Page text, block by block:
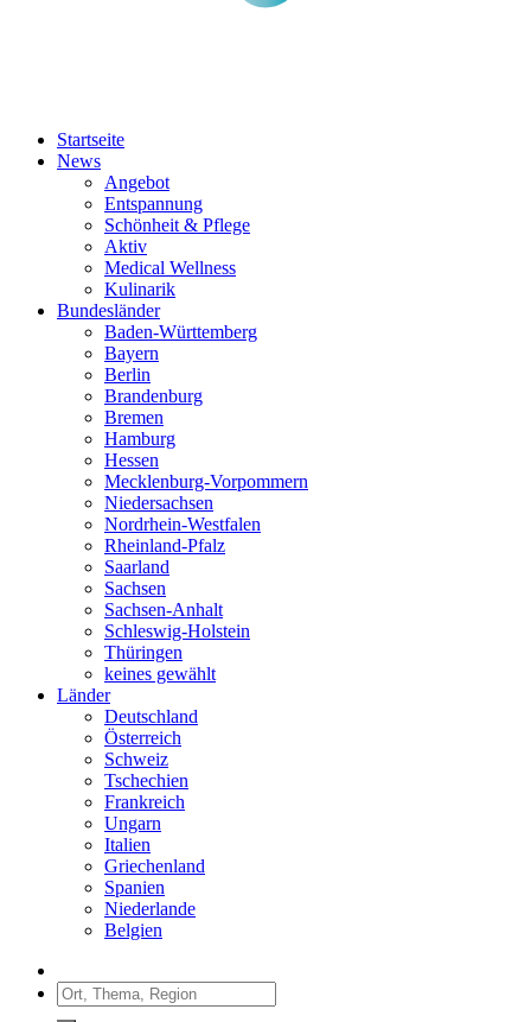
Startseite
News
Angebot
Entspannung
Schönheit & Pflege
Aktiv
Medical Wellness
Kulinarik
Bundesländer
Baden-Württemberg
Bayern
Berlin
Brandenburg
Bremen
Hamburg
Hessen
Mecklenburg-Vorpommern
Niedersachsen
Nordrhein-Westfalen
Rheinland-Pfalz
Saarland
Sachsen
Sachsen-Anhalt
Schleswig-Holstein
Thüringen
keines gewählt
Länder
Deutschland
Österreich
Schweiz
Tschechien
Frankreich
Ungarn
Italien
Griechenland
Spanien
Niederlande
Belgien